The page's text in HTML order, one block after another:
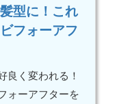
型に！これ
フォーアフ
良く変われる！
ォーアフターを